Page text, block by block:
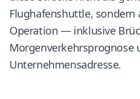
Flughafenshuttle, sondern
Operation — inklusive
Morgenverkehrsprognose
Unternehmensadresse.